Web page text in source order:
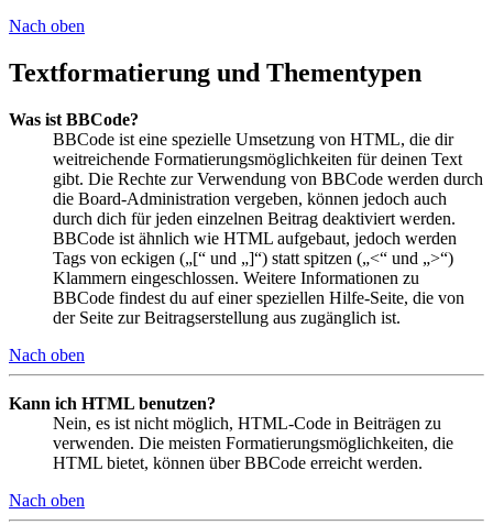
Nach oben
Textformatierung und Thementypen
Was ist BBCode?
BBCode ist eine spezielle Umsetzung von HTML, die dir
weitreichende Formatierungsmöglichkeiten für deinen Text
gibt. Die Rechte zur Verwendung von BBCode werden durch
die Board-Administration vergeben, können jedoch auch
durch dich für jeden einzelnen Beitrag deaktiviert werden.
BBCode ist ähnlich wie HTML aufgebaut, jedoch werden
Tags von eckigen („[“ und „]“) statt spitzen („<“ und „>“)
Klammern eingeschlossen. Weitere Informationen zu
BBCode findest du auf einer speziellen Hilfe-Seite, die von
der Seite zur Beitragserstellung aus zugänglich ist.
Nach oben
Kann ich HTML benutzen?
Nein, es ist nicht möglich, HTML-Code in Beiträgen zu
verwenden. Die meisten Formatierungsmöglichkeiten, die
HTML bietet, können über BBCode erreicht werden.
Nach oben